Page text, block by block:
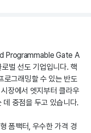
Programmable Gate A
벌 선도 기업입니다. 핵
로그래밍할 수 있는 반도
장에서 엣지부터 클라우
데 중점을 두고 있습니다.
폼팩터, 우수한 가격 경